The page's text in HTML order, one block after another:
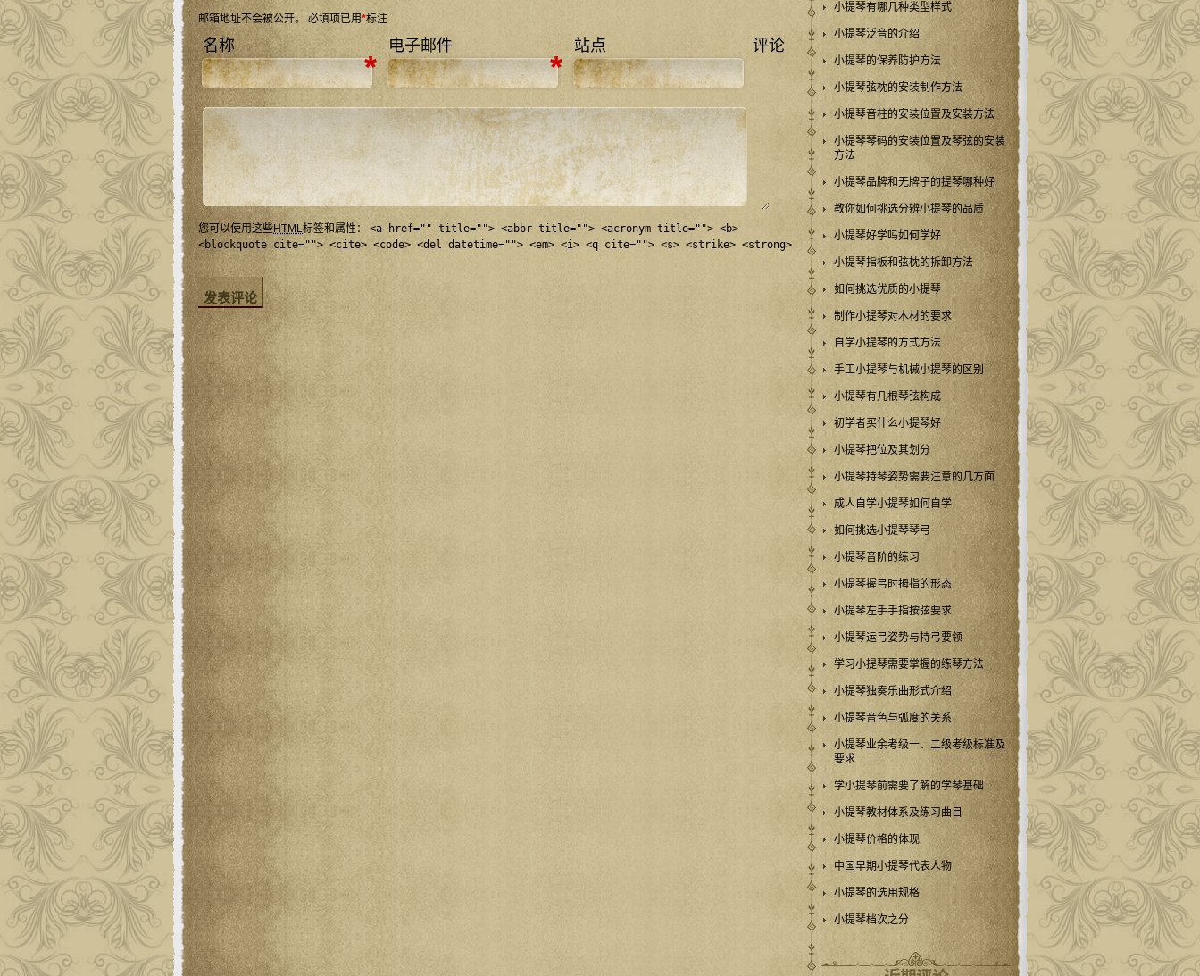
邮箱地址不会被公开。 必填项已用*标注
名称
*
电子邮件
*
站点 评论
您可以使用这些HTML标签和属性：<a href="" title=""> <abbr title=""> <acronym title=""> <b>
<blockquote cite=""> <cite> <code> <del datetime=""> <em> <i> <q cite=""> <s> <strike> <strong>
小提琴有哪几种类型样式
小提琴泛音的介绍
小提琴的保养防护方法
小提琴弦枕的安装制作方法
小提琴音柱的安装位置及安装方法
小提琴琴码的安装位置及琴弦的安装
方法
小提琴品牌和无牌子的提琴哪种好
教你如何挑选分辨小提琴的品质
小提琴好学吗如何学好
小提琴指板和弦枕的拆卸方法
如何挑选优质的小提琴
制作小提琴对木材的要求
自学小提琴的方式方法
手工小提琴与机械小提琴的区别
小提琴有几根琴弦构成
初学者买什么小提琴好
小提琴把位及其划分
小提琴持琴姿势需要注意的几方面
成人自学小提琴如何自学
如何挑选小提琴琴弓
小提琴音阶的练习
小提琴握弓时拇指的形态
小提琴左手手指按弦要求
小提琴运弓姿势与持弓要领
学习小提琴需要掌握的练琴方法
小提琴独奏乐曲形式介绍
小提琴音色与弧度的关系
小提琴业余考级一、二级考级标准及
要求
学小提琴前需要了解的学琴基础
小提琴教材体系及练习曲目
小提琴价格的体现
中国早期小提琴代表人物
小提琴的选用规格
小提琴档次之分